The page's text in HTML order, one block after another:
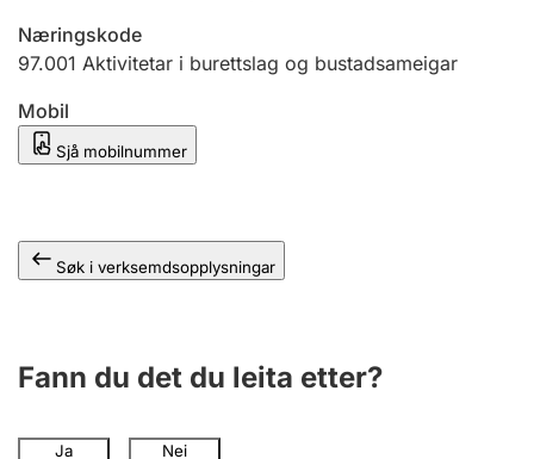
Næringskode
97.001 Aktivitetar i burettslag og bustadsameigar
Mobil
Sjå mobilnummer
Søk i verksemdsopplysningar
Fann du det du leita etter?
Ja Nei